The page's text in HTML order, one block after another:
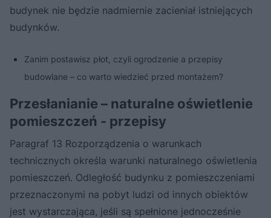
budynek nie będzie nadmiernie zacieniał istniejących
budynków.
Zanim postawisz płot, czyli ogrodzenie a przepisy
budowlane – co warto wiedzieć przed montażem?
Przesłanianie – naturalne oświetlenie
pomieszczeń - przepisy
Paragraf 13 Rozporządzenia o warunkach
technicznych określa warunki naturalnego oświetlenia
pomieszczeń. Odległość budynku z pomieszczeniami
przeznaczonymi na pobyt ludzi od innych obiektów
jest wystarczająca, jeśli są spełnione jednocześnie